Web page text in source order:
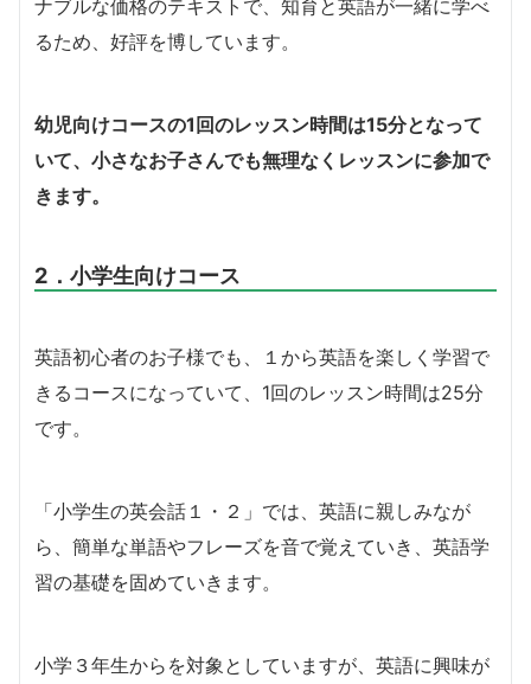
ナブルな価格のテキストで、知育と英語が一緒に学べ
るため、好評を博しています。
幼児向けコースの1回のレッスン時間は15分となって
いて、小さなお子さんでも無理なくレッスンに参加で
きます。
2．小学生向けコース
英語初心者のお子様でも、１から英語を楽しく学習で
きるコースになっていて、1回のレッスン時間は25分
です。
「小学生の英会話１・２」では、英語に親しみなが
ら、簡単な単語やフレーズを音で覚えていき、英語学
習の基礎を固めていきます。
小学３年生からを対象としていますが、英語に興味が